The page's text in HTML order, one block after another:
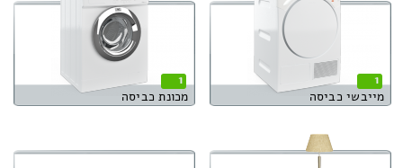
1
מייבשי כביסה
1
מכונת כביסה